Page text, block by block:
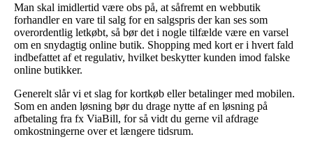
Man skal imidlertid være obs på, at såfremt en webbutik
forhandler en vare til salg for en salgspris der kan ses som
overordentlig letkøbt, så bør det i nogle tilfælde være en varsel
om en snydagtig online butik. Shopping med kort er i hvert fald
indbefattet af et regulativ, hvilket beskytter kunden imod falske
online butikker.
Generelt slår vi et slag for kortkøb eller betalinger med mobilen.
Som en anden løsning bør du drage nytte af en løsning på
afbetaling fra fx ViaBill, for så vidt du gerne vil afdrage
omkostningerne over et længere tidsrum.